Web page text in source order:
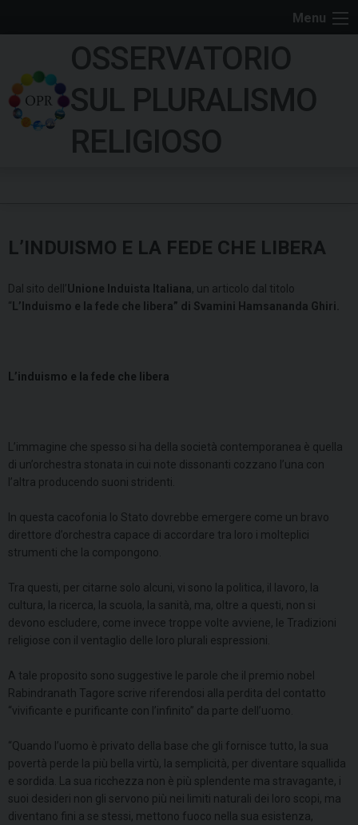
k
Menu
OSSERVATORIO
SUL PLURALISMO
RELIGIOSO
L’INDUISMO E LA FEDE CHE LIBERA
Dal sito dell’Unione Induista Italiana, un articolo dal titolo
“ L’Induismo e la fede che libera” di Svamini Hamsananda Ghiri.
L’induismo e la fede che libera
L’immagine che spesso si ha della società contemporanea è quella
di un’orchestra stonata in cui note dissonanti cozzano l’una con
l’altra producendo suoni stridenti.
In questa cacofonia lo Stato dovrebbe emergere come un bravo
direttore d’orchestra capace di accordare tra loro i molteplici
strumenti che la compongono.
Tra questi, per citarne solo alcuni, vi sono la politica, il lavoro, la
cultura, la ricerca, la scuola, la sanità, ma, oltre a questi, non si
devono escludere, come invece troppe volte avviene, le Tradizioni
religiose con il ventaglio delle loro plurali espressioni.
A tale proposito sono suggestive le parole che il premio nobel
Rabindranath Tagore scrive riferendosi alla perdita del contatto
“vivificante e purificante con l’infinito” da parte dell’uomo.
“Quando l’uomo è privato della base che gli fornisce tutto, la sua
povertà perde la più bella virtù, la semplicità, per diventare squallida
e sordida. La sua ricchezza non è più splendente ma stravagante, i
suoi desideri non gli servono più nei limiti naturali dei loro scopi, ma
diventano fini a se stessi, mettono fuoco nella sua esistenza,